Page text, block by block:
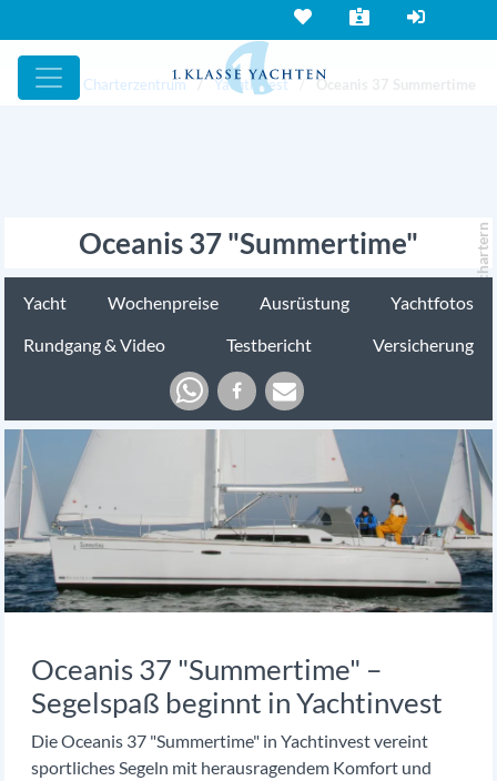
Yacht und Charterzentrum Yachtinvest Oceanis 37 Summertime
Oceanis 37 "Summertime" chartern
Yacht Wochenpreise Ausrüstung
Yachtfotos
Rundgang & Video
Testbericht Versicherung
Oceanis 37 "Summertime" –
Segelspaß beginnt in Yachtinvest
Die Oceanis 37 "Summertime" in Yachtinvest vereint
sportliches Segeln mit herausragendem Komfort und